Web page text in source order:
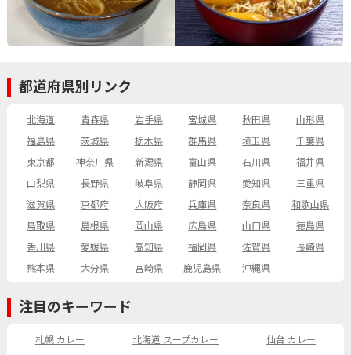
都道府県別リンク
北海道 青森県 岩手県 宮城県 秋田県
山形県
福島県
茨城県 栃木県 群馬県 埼玉県
千葉県
東京都
神奈川県 新潟県 富山県 石川県
福井県
山梨県
長野県 岐阜県 静岡県 愛知県
三重県
滋賀県
京都府 大阪府 兵庫県 奈良県
和歌山県
鳥取県
島根県 岡山県 広島県 山口県
徳島県
香川県
愛媛県 高知県 福岡県 佐賀県
長崎県
熊本県
大分県 宮崎県 鹿児島県 沖縄県
注目のキーワード
札幌 カレー 北海道 スープカレー
仙台 カレー